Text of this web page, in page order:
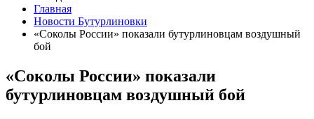
Главная
Новости Бутурлиновки
«Соколы России» показали бутурлиновцам воздушный
бой
«Соколы России» показали
бутурлиновцам воздушный бой